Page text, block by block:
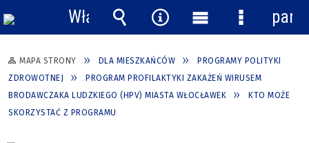
MAPA STRONY DLA MIESZKAŃCÓW
PROGRAMY POLITYKI
ZDROWOTNEJ
PROGRAM PROFILAKTYKI ZAKAŻEŃ WIRUSEM
BRODAWCZAKA LUDZKIEGO (HPV) MIASTA WŁOCŁAWEK
KTO MOŻE
SKORZYSTAĆ Z PROGRAMU
Włącz
powiadomienia
Wyszukiwarka
Narzędzia
Menu
główne
Menu
panel